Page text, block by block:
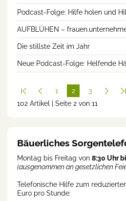
Podcast-Folge: Hilfe holen und
AUFBLÜHEN –
Die stillste Zeit im Jahr
Neue Podcast-Folge: Helfende
1
2
(cur
3
102 Artikel | Seite 2 von 11
Bäuerliches
Montag bis Freitag von 8:30 Uhr
(ausgenommen an gesetzlichen
Telefonische Hilfe zum
Euro pro Stunde: